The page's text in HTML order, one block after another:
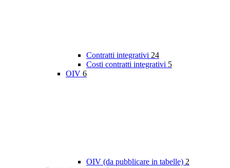
Contratti integrativi 24
Costi contratti integrativi 5
OIV 6
OIV (da pubblicare in tabelle) 2